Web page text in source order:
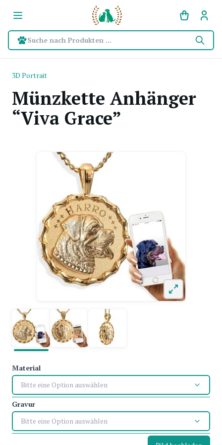
Suche nach Produkten ...
3D Portrait
Münzkette Anhänger
“Viva Grace”
Material
Bitte eine Option auswählen
Gravur
Bitte eine Option auswählen